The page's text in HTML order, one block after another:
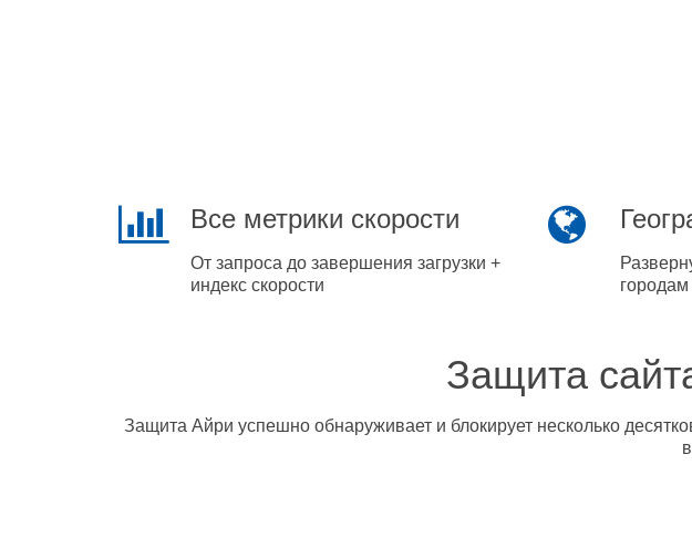
Все метрики скорости
От запроса до завершения загрузки +
индекс скорости
Защита
Защита Айри успешно обнаруживает и блокирует несколько